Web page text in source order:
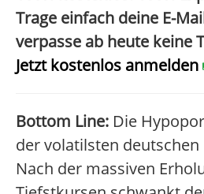
Trage einfach deine E-
verpasse ab heute keine
Jetzt kostenlos anmelden
Bottom Line: Die
der volatilsten deutschen
Nach der massiven